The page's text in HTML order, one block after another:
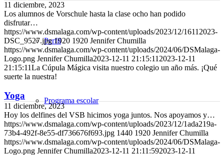
Perfil
Programa escolar
11 diciembre, 2023
Los alumnos de Vorschule hasta la clase ocho han podido
disfrutar…
https://www.dsmalaga.com/wp-content/uploads/2023/12/16112023-
DSC_9527.jpg 1920 1920 Jennifer Chumilla
https://www.dsmalaga.com/wp-content/uploads/2024/06/DSMalaga-
Logo.png Jennifer Chumilla2023-12-11 21:15:11 2023-12-11
21:15:11La Cúpula Mágica visita nuestro colegio un año más. ¡Qué
suerte la nuestra!
Yoga
11 diciembre, 2023
Hoy los delfines del VSB hicimos yoga juntos. Nos apoyamos y…
https://www.dsmalaga.com/wp-content/uploads/2023/12/1ada219a-
73b4-492f-8e55-df736676f693.jpg 1440 1920 Jennifer Chumilla
https://www.dsmalaga.com/wp-content/uploads/2024/06/DSMalaga-
Logo.png Jennifer Chumilla2023-12-11 21:11:592023-12-11